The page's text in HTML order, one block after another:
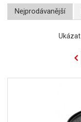
Nejprodávanější
Ukázat